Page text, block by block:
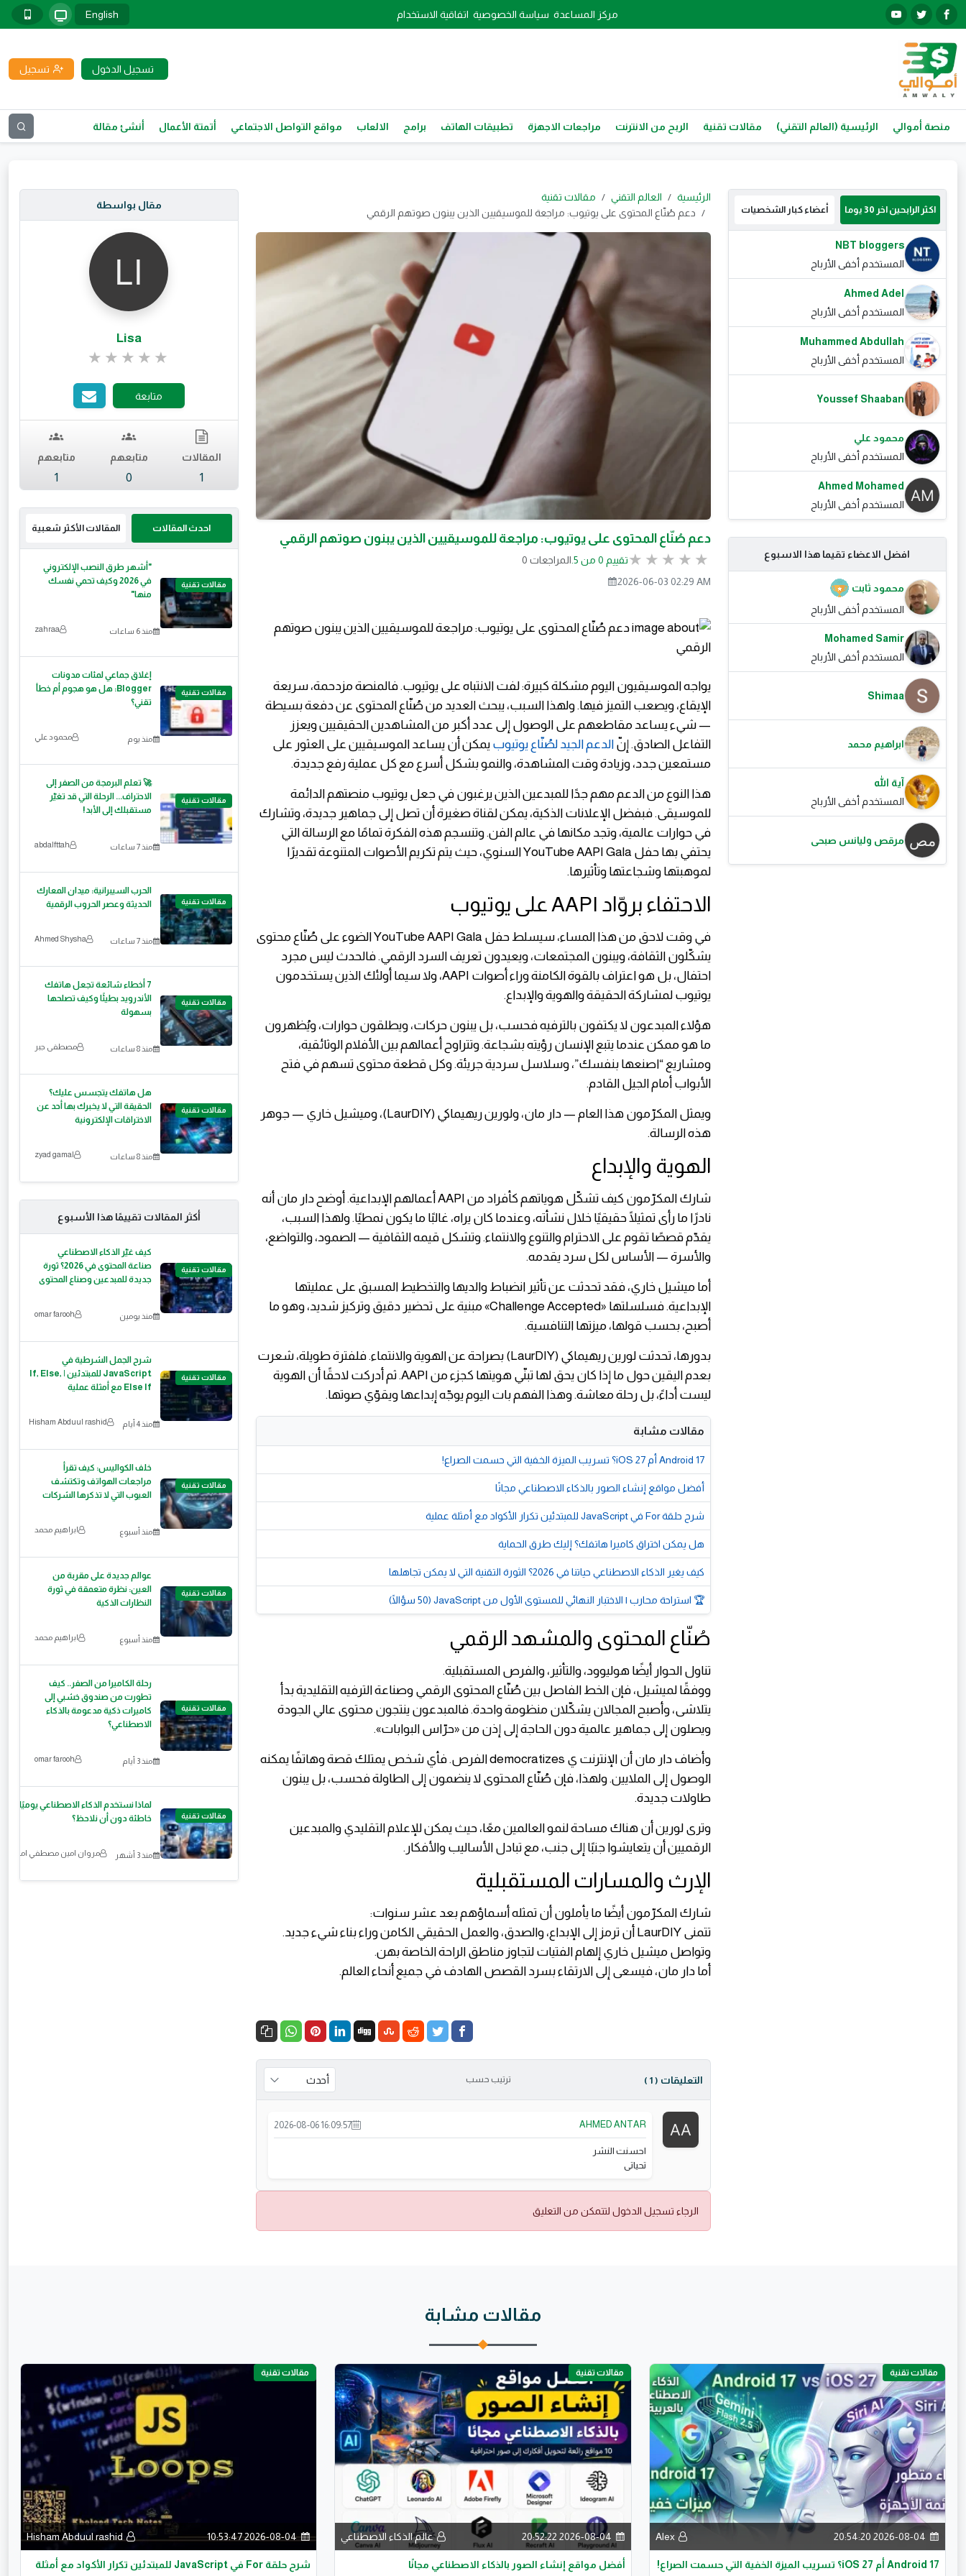
مركز المساعدة سياسة الخصوصية اتفاقية الاستخدام English
تسجيل الدخول تسجيل
منصة أموالي الرئيسية (العالم التقني) مقالات تقنية الربح من الانترنت مراجعات الاجهزة تطبيقات الهاتف برامج الالعاب مواقع التواصل الاجتماعي أتمتة الأعمال أنشئ مقالة
اكثر الرابحين اخر 30 يوما أعضاء كبار الشخصيات
NBT bloggers
المستخدم أخفى الأرباح
Ahmed Adel
المستخدم أخفى الأرباح
Muhammed Abdullah
المستخدم أخفى الأرباح
Youssef Shaaban
محمود علي
المستخدم أخفى الأرباح
Ahmed Mohamed
المستخدم أخفى الأرباح
افضل الاعضاء تقيما هذا الاسبوع
محمود ثابت
المستخدم أخفى الأرباح
Mohamed Samir
المستخدم أخفى الأرباح
Shimaa
ابراهيم محمد
آية الله
المستخدم أخفى الأرباح
مرقص وليانس صبحى
الرئيسية العالم التقني
مقالات تقنية
دعم صُنّاع المحتوى على يوتيوب: مراجعة للموسيقيين الذين يبنون صوتهم الرقمي
دعم صُنّاع المحتوى على يوتيوب: مراجعة للموسيقيين الذين يبنون صوتهم الرقمي
تقييم 0 من 5.
0 المراجعات
2026-06-03 02:29 AM
يواجه الموسيقيون اليوم مشكلة كبيرة: لفت الانتباه على يوتيوب. فالمنصة مزدحمة، سريعة
الإيقاع، ويصعب التميز فيها. ولهذا السبب، يبحث العديد من صُنّاع المحتوى عن دفعة بسيطة
— شيء يساعد مقاطعهم على الوصول إلى عدد أكبر من المشاهدين الحقيقيين ويعزز
التفاعل الصادق. إنّالدعم الجيد لصُنّاع يوتيوب يمكن أن يساعد الموسيقيين على العثور على
مستمعين جدد، وزيادة وقت المشاهدة، والنمو بشكل أسرع مع كل عملية رفع جديدة.
هذا النوع من الدعم مهم جدًا للمبدعين الذين يرغبون في جعل يوتيوب منصتهم الدائمة
للموسيقى. فبفضل الإعلانات الذكية، يمكن لقناة صغيرة أن تصل إلى جماهير جديدة، وتشارك
في حوارات عالمية، وتجد مكانها في عالم الفن. وتنسجم هذه الفكرة تمامًا مع الرسالة التي
يحتفي بها حفل YouTube AAPI Gala السنوي، حيث يتم تكريم الأصوات المتنوعة تقديرًا
لموهبتها وشجاعتها وتأثيرها.
الاحتفاء بروّاد AAPI على يوتيوب
في وقت لاحق من هذا المساء، سيسلط حفل YouTube AAPI Gala الضوء على صُنّاع محتوى
يشكّلون الثقافة، ويبنون المجتمعات، ويعيدون تعريف السرد الرقمي. فالحدث ليس مجرد
احتفال، بل هو اعتراف بالقوة الكامنة وراء أصوات AAPI، ولا سيما أولئك الذين يستخدمون
يوتيوب لمشاركة الحقيقة والهوية والإبداع.
هؤلاء المبدعون لا يكتفون بالترفيه فحسب، بل يبنون حركات، ويطلقون حوارات، ويُظهرون
ما هو ممكن عندما يتبع الإنسان رؤيته بشجاعة. وتتراوح أعمالهم بين الأفلام الوثائقية،
ومشاريع “اصنعها بنفسك”، وسلاسل سردية جريئة. وكل قطعة محتوى تسهم في فتح
الأبواب أمام الجيل القادم.
ويمثل المكرّمون هذا العام — دار مان، ولورين ريهيماكي (LaurDIY)، وميشيل خاري — جوهر
هذه الرسالة.
الهوية والإبداع
شارك المكرّمون كيف تشكّل هوياتهم كأفراد من AAPI أعمالهم الإبداعية. أوضح دار مان أنه
نادرًا ما رأى تمثيلًا حقيقيًا خلال نشأته، وعندما كان يراه، غالبًا ما يكون نمطيًا. ولهذا السبب،
يقدّم قصصًا تقوم على الاحترام والتنوع والانتماء. وتشكل قيمه الثقافية — الصمود، والتواضع،
والأسرة — الأساس لكل سرد يقدمه.
أما ميشيل خاري، فقد تحدثت عن تأثير انضباط والديها والتخطيط المسبق على عمليتها
الإبداعية. فسلسلتها «Challenge Accepted» مبنية على تحضير دقيق وتركيز شديد، وهو ما
أصبح، بحسب قولها، ميزتها التنافسية.
بدورها، تحدثت لورين ريهيماكي (LaurDIY) بصراحة عن الهوية والانتماء. فلفترة طويلة، شعرت
بعدم اليقين حول ما إذا كان يحق لها تبنّي هويتها كجزء من AAPI. ثم أدركت لاحقًا أن الهوية
ليست أداءً، بل رحلة معاشة. وهذا الفهم بات اليوم يوجّه إبداعها ويقوّي صوتها.
مقالات مشابة
Android 17 أم iOS 27؟ تسريب الميزة الخفية التي حسمت الصراع!
أفضل مواقع إنشاء الصور بالذكاء الاصطناعي مجانًا
شرح حلقة For في JavaScript للمبتدئين تكرار الأكواد مع أمثلة عملية
هل يمكن اختراق كاميرا هاتفك؟ إليك طرق الحماية
كيف يغير الذكاء الاصطناعي حياتنا في 2026؟ الثورة التقنية التي لا يمكن تجاهلها
🏆 استراحة محارب | الاختبار النهائي للمستوى الأول من JavaScript (50 سؤالًا)
صُنّاع المحتوى والمشهد الرقمي
تناول الحوار أيضًا هوليوود، والتأثير، والفرص المستقبلية.
ووفقًا لميشيل، فإن الخط الفاصل بين صُنّاع المحتوى الرقمي وصناعة الترفيه التقليدية بدأ
يتلاشى، وأصبح المجالان يشكّلان منظومة واحدة. فالمبدعون ينتجون محتوى عالي الجودة
ويصلون إلى جماهير عالمية دون الحاجة إلى إذن من «حرّاس البوابات».
وأضاف دار مان أن الإنترنت ي democratizes الفرص. فأي شخص يمتلك قصة وهاتفًا يمكنه
الوصول إلى الملايين. ولهذا، فإن صُنّاع المحتوى لا ينضمون إلى الطاولة فحسب، بل يبنون
طاولات جديدة.
وترى لورين أن هناك مساحة لنمو العالمين معًا، حيث يمكن للإعلام التقليدي والمبدعين
الرقميين أن يتعايشوا جنبًا إلى جنب، مع تبادل الأساليب والأفكار.
الإرث والمسارات المستقبلية
شارك المكرّمون أيضًا ما يأملون أن تمثله أسماؤهم بعد عشر سنوات:
تتمنى LaurDIY أن ترمز إلى الإبداع، والصدق، والعمل الحقيقي الكامن وراء بناء شيء جديد.
وتواصل ميشيل خاري إلهام الفتيات لتجاوز مناطق الراحة الخاصة بهن.
أما دار مان، فيسعى إلى الارتقاء بسرد القصص الهادف في جميع أنحاء العالم.
التعليقات ( 1 ) ترتيب حسب
AHMED ANTAR
2026-08-06 16:09:57
احسنت النشر
تحياتى
الرجاء تسجيل الدخول لتتمكن من التعليق
مقال بواسطة
Lisa
تقييم 0 من 5.
متابعة
المقالات
1
متابعهم
0
متابعهم
1
احدث المقالات المقالات الأكثر شعبية
مقالات تقنية
"أشهر طرق النصب الإلكتروني
في 2026 وكيف تحمي نفسك
منها"
منذ 6 ساعات zahraa
مقالات تقنية
إغلاق جماعي لمئات مدونات
Blogger: هل هو هجوم أم خطأ
تقني؟
منذ يوم محمود علي
مقالات تقنية
🚀 تعلم البرمجة من الصفر إلى
الاحتراف... الرحلة التي قد تغيّر
مستقبلك إلى الأبد!
منذ 7 ساعات abdalfttah
مقالات تقنية
الحرب السيبرانية: ميدان المعارك
الحديثة وعصر الحروب الرقمية
منذ 7 ساعات Ahmed Shysha
مقالات تقنية
7 أخطاء شائعة تجعل هاتفك
الأندرويد بطيئًا وكيف تصلحها
بسهولة
منذ 8 ساعات مصطفى جبر
مقالات تقنية
هل هاتفك يتجسس عليك؟
الحقيقة التي لا يخبرك بها أحد عن
الاختراقات الإلكترونية
منذ 8 ساعات zyad gamal
أكثر المقالات تقييمًا هذا الأسبوع
مقالات تقنية
كيف غيّر الذكاء الاصطناعي
صناعة المحتوى في 2026؟ ثورة
جديدة للمبدعين وصناع المحتوى
منذ يومين omar farooh
مقالات تقنية
شرح الجمل الشرطية في
JavaScript للمبتدئين | If, Else,
Else If مع أمثلة عملية
منذ 4 أيام Hisham Abduul rashid
مقالات تقنية
خلف الكواليس: كيف تقرأ
مراجعات الهواتف وتكتشف
العيوب التي لا تذكرها الشركات
منذ أسبوع ابراهيم محمد
مقالات تقنية
عوالم جديدة على مقربة من
العين: نظرة متعمقة في ثورة
النظارات الذكية
منذ أسبوع ابراهيم محمد
مقالات تقنية
رحلة الكاميرا من الصفر.. كيف
تطورت من صندوق خشبي إلى
كاميرات ذكية مدعومة بالذكاء
الاصطناعي؟
منذ 3 أيام omar farooh
مقالات تقنية
لماذا نستخدم الذكاء الاصطناعي يوميًا
خاطئة دون أن نلاحظ؟
منذ 3 أشهر مروان امين مصطفي امين
مقالات مشابة
مقالات تقنية
2026-08-04 20:54:20
Alex
Android 17 أم iOS 27؟ تسريب الميزة الخفية التي حسمت الصراع!
مقالات تقنية
2026-08-04 20:52:22 عالم الذكاء الاصطناعي
أفضل مواقع إنشاء الصور بالذكاء الاصطناعي مجانًا
مقالات تقنية
2026-08-04 10:53:47
Hisham Abduul rashid
شرح حلقة For في JavaScript للمبتدئين تكرار الأكواد مع أمثلة